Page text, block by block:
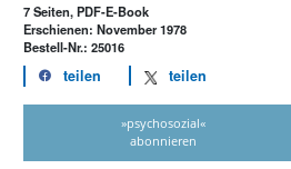
7 Seiten, PDF-E-Book
Erschienen: November 1978
Bestell-Nr.: 25016
teilen teilen
»psychosozial«
abonnieren